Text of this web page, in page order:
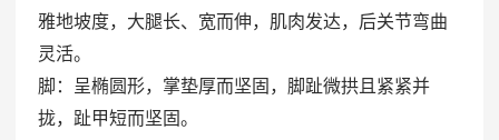
雅地坡度，大腿长、宽而伸，肌肉发达，后关节弯曲
灵活。
脚：呈椭圆形，掌垫厚而坚固，脚趾微拱且紧紧并
拢，趾甲短而坚固。